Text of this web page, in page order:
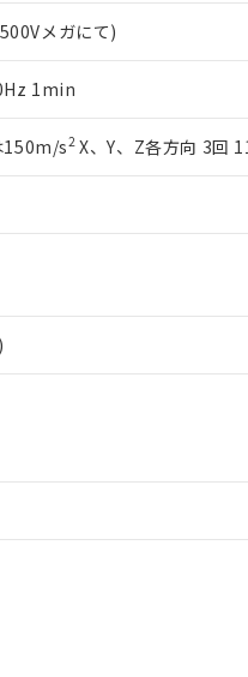
メガにて)
1min
150m/s2X、Y、Z各方向 3回
するもので、過去に遡って
類４物質の対応では、対応
載しておりました。
了していることから、特段